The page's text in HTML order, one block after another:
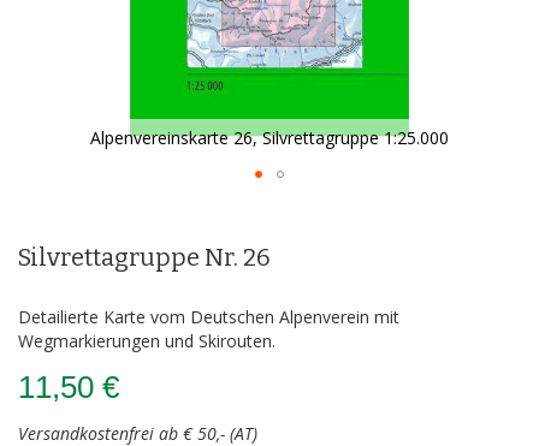
Alpenvereinskarte 26, Silvrettagruppe 1:25.000
der
Silvrettagruppe Nr. 26
Detailierte Karte vom Deutschen Alpenverein mit
Wegmarkierungen und Skirouten.
11,50 €
Versandkostenfrei ab € 50,- (AT)